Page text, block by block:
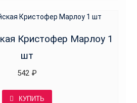
Кристофер Марлоу 1
шт
542 ₽
КУПИТЬ